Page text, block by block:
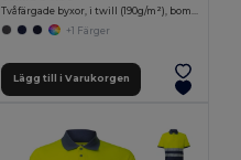
+1 Färger
Lägg till i Varukorgen